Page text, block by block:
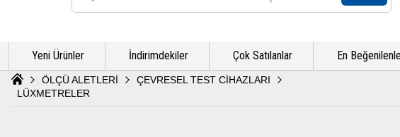
Yeni Ürünler İndirimdekiler Çok Satılanlar En
ÖLÇÜ ALETLERİ
ÇEVRESEL TEST CİHAZLARI
LÜXMETRELER